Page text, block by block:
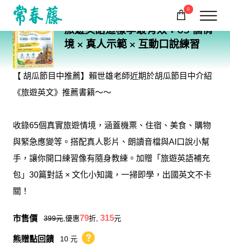
回常春藤首頁
0
購物車
旅遊英語這樣學最有效：65 個情
境 × 真人示範 × 互動口說練習
【 胡瓜節目中推薦】賴世雄老師近期於胡瓜節目中介紹
《旅遊英文》推薦書籍～～
收錄65個真實旅遊情境，涵蓋機票、住宿、美食、購物
與緊急應變等。搭配真人影片、朗讀音檔與AI口說小幫
手，讓你開口練習像有隨身教練。加贈「旅遊英語補充
包」30篇對話 × 文化小知識，一掃即學，出國英文不卡
關！
市售價 399元 ,優惠79折, 315元
熊贈點回饋 10 元 熊贈點回饋辦法